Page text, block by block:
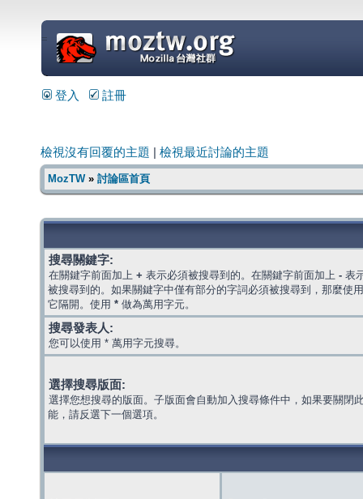
=
登入 註冊
檢視沒有回覆的主題 檢視最近討論的主題
MozTW» 討論區首頁
搜尋關鍵字:
在關鍵字前面加上 + 表示必須被搜尋到的。在關鍵字前面加上 - 表
被搜尋到的。如果關鍵字中僅有部分的字詞必須被搜尋到，那麼使
它隔開。使用 * 做為萬用字元。
搜尋發表人:
您可以使用 * 萬用字元搜尋。
選擇搜尋版面:
選擇您想搜尋的版面。子版面會自動加入搜尋條件中，如果要關閉
能，請反選下一個選項。